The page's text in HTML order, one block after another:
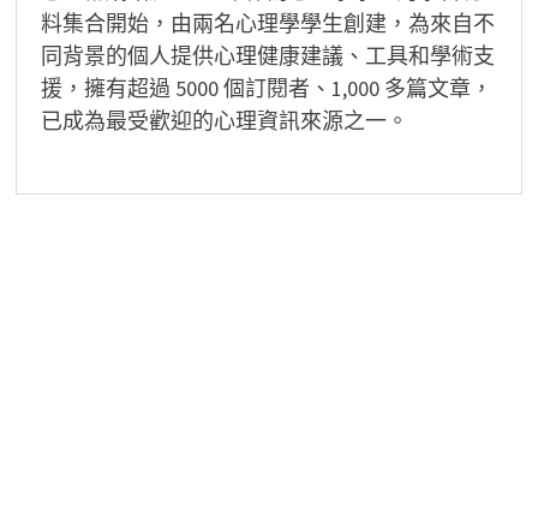
料集合開始，由兩名心理學學生創建，為來自不
同背景的個人提供心理健康建議、工具和學術支
援，擁有超過 5000 個訂閱者、1,000 多篇文章，
已成為最受歡迎的心理資訊來源之一。